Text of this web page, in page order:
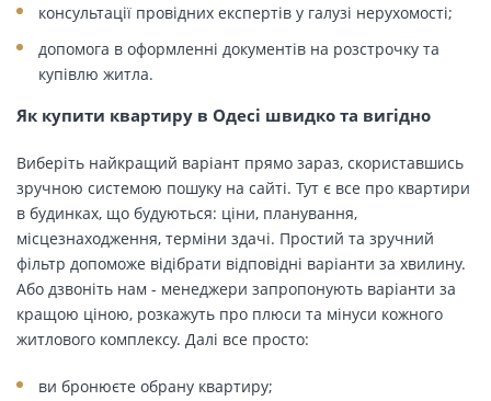
консультації провідних експертів у галузі нерухомості;
допомога в оформленні документів на розстрочку та
купівлю житла.
Як купити квартиру в Одесі швидко та вигідно
Виберіть найкращий варіант прямо зараз, скориставшись
зручною системою пошуку на сайті. Тут є все про квартири
в будинках, що будуються: ціни, планування,
місцезнаходження, терміни здачі. Простий та зручний
фільтр допоможе відібрати відповідні варіанти за хвилину.
Або дзвоніть нам - менеджери запропонують варіанти за
кращою ціною, розкажуть про плюси та мінуси кожного
житлового комплексу. Далі все просто:
ви бронюєте обрану квартиру;